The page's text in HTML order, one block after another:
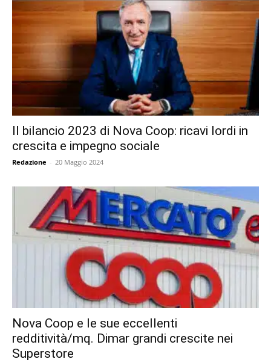
Il bilancio 2023 di Nova Coop: ricavi lordi in
crescita e impegno sociale
Redazione - 20 Maggio 2024
Nova Coop e le sue eccellenti
redditività/mq. Dimar grandi crescite nei
Superstore